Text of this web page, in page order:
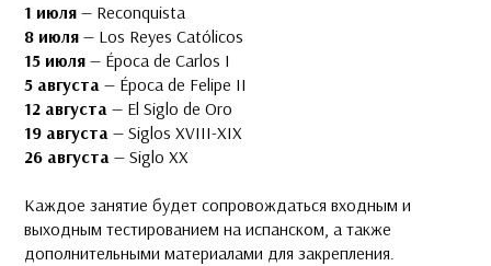
1 июля — Reconquista
8 июля — Los Reyes Católicos
15 июля — Época de Carlos I
5 августа — Época de Felipe II
12 августа — El Siglo de Oro
19 августа — Siglos XVIII-XIX
26 августа — Siglo XX
Каждое занятие будет сопровождаться входным и
выходным тестированием на испанском, а также
дополнительными материалами для закрепления.